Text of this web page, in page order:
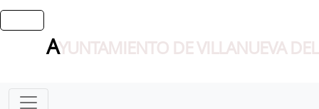
AYUNTAMIENTO DE VILLANUEVA